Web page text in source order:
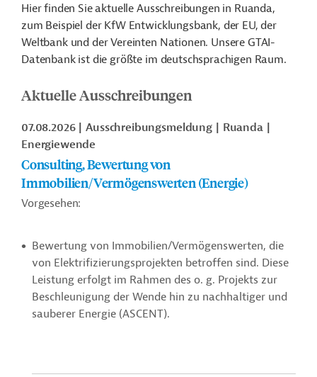
Hier finden Sie aktuelle Ausschreibungen in Ruanda,
zum Beispiel der KfW Entwicklungsbank, der EU, der
Weltbank und der Vereinten Nationen. Unsere GTAI-
Datenbank ist die größte im deutschsprachigen Raum.
Aktuelle Ausschreibungen
07.08.2026 Ausschreibungsmeldung
Ruanda
Energiewende
Consulting, Bewertung von
Immobilien/Vermögenswerten (Energie)
Vorgesehen:
Bewertung von Immobilien/Vermögenswerten, die
von Elektrifizierungsprojekten betroffen sind. Diese
Leistung erfolgt im Rahmen des o. g. Projekts zur
Beschleunigung der Wende hin zu nachhaltiger und
sauberer Energie (ASCENT).